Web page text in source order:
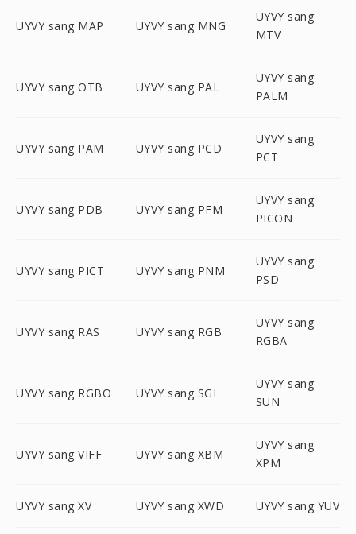
UYVY sang MAP UYVY sang MNG
UYVY sang
MTV
UYVY sang OTB UYVY sang PAL
UYVY sang
PALM
UYVY sang PAM UYVY sang PCD
UYVY sang
PCT
UYVY sang PDB UYVY sang PFM
UYVY sang
PICON
UYVY sang PICT UYVY sang PNM
UYVY sang
PSD
UYVY sang RAS UYVY sang RGB
UYVY sang
RGBA
UYVY sang RGBO UYVY sang SGI
UYVY sang
SUN
UYVY sang VIFF UYVY sang XBM
UYVY sang
XPM
UYVY sang XV UYVY sang XWD UYVY sang YUV